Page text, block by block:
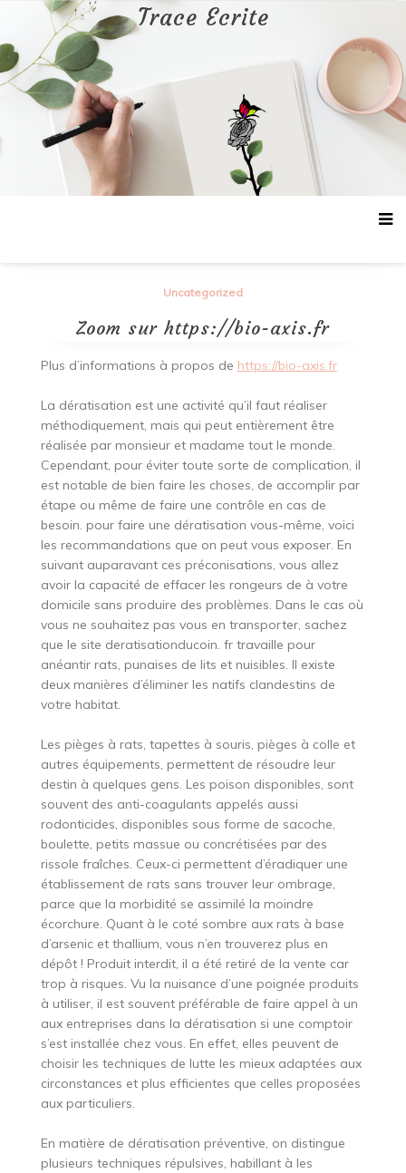
contenu
Trace Ecrite
Uncategorized
Zoom sur https://bio-axis.fr
Plus d’informations à propos de https://bio-axis.fr
La dératisation est une activité qu’il faut réaliser
méthodiquement, mais qui peut entièrement être
réalisée par monsieur et madame tout le monde.
Cependant, pour éviter toute sorte de complication, il
est notable de bien faire les choses, de accomplir par
étape ou même de faire une contrôle en cas de
besoin. pour faire une dératisation vous-même, voici
les recommandations que on peut vous exposer. En
suivant auparavant ces préconisations, vous allez
avoir la capacité de effacer les rongeurs de à votre
domicile sans produire des problèmes. Dans le cas où
vous ne souhaitez pas vous en transporter, sachez
que le site deratisationducoin. fr travaille pour
anéantir rats, punaises de lits et nuisibles. Il existe
deux manières d’éliminer les natifs clandestins de
votre habitat.
Les pièges à rats, tapettes à souris, pièges à colle et
autres équipements, permettent de résoudre leur
destin à quelques gens. Les poison disponibles, sont
souvent des anti-coagulants appelés aussi
rodonticides, disponibles sous forme de sacoche,
boulette, petits massue ou concrétisées par des
rissole fraîches. Ceux-ci permettent d’éradiquer une
établissement de rats sans trouver leur ombrage,
parce que la morbidité se assimilé la moindre
écorchure. Quant à le coté sombre aux rats à base
d’arsenic et thallium, vous n’en trouverez plus en
dépôt ! Produit interdit, il a été retiré de la vente car
trop à risques. Vu la nuisance d’une poignée produits
à utiliser, il est souvent préférable de faire appel à un
aux entreprises dans la dératisation si une comptoir
s’est installée chez vous. En effet, elles peuvent de
choisir les techniques de lutte les mieux adaptées aux
circonstances et plus efficientes que celles proposées
aux particuliers.
En matière de dératisation préventive, on distingue
plusieurs techniques répulsives, habillant à les